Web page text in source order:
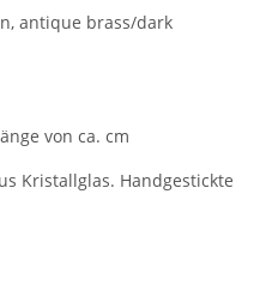
antique brass/dark
von ca. cm
Kristallglas. Handgestickte